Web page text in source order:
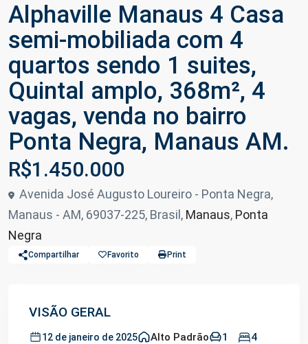
Alphaville Manaus 4 Casa
semi-mobiliada com 4
quartos sendo 1 suites,
Quintal amplo, 368m², 4
vagas, venda no bairro
Ponta Negra, Manaus AM.
R$1.450.000
Avenida José Augusto Loureiro - Ponta Negra,
Manaus - AM, 69037-225, Brasil, Manaus, Ponta
Negra
Compartilhar Favorito Print
VISÃO GERAL
12 de janeiro de 2025
Alto Padrão 1 4